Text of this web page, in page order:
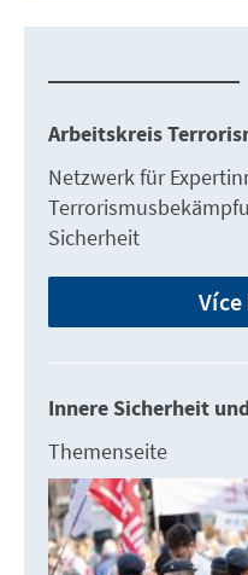
Arbeitskreis
Netzwerk für
Sicherheit
Innere Sicherheit
Themenseite